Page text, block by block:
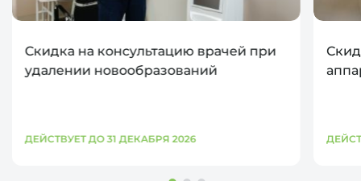
Скидка на консультацию врачей при
удалении новообразований
ДЕЙСТВУЕТ ДО 31 ДЕКАБРЯ 2026